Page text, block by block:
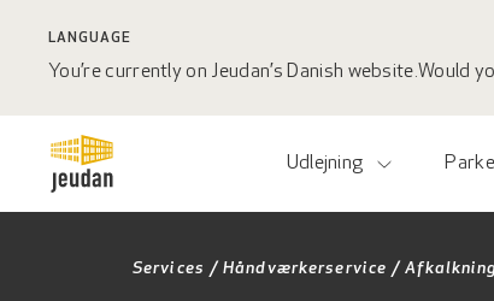
LANGUAGE
You’re currently on Jeudan’s Danish website.Would
Udlejning
Services / Håndværkerservice /